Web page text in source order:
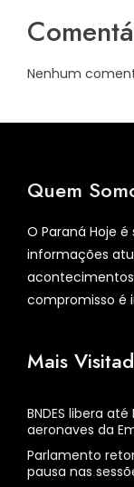
Nenhum
Quem
O Paraná Hoje
informações
acontecimentos
compromisso é
Mais
BNDES libera
aeronaves da
Parlamento
pausa nas